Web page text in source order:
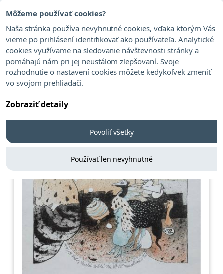
Môžeme používať cookies?
Naša stránka používa nevyhnutné cookies, vďaka ktorým Vás
vieme po prihlásení identifikovať ako používateľa. Analytické
cookies využívame na sledovanie návštevnosti stránky a
pomáhajú nám pri jej neustálom zlepšovaní. Svoje
rozhodnutie o nastavení cookies môžete kedykoľvek zmeniť
vo svojom prehliadači.
Zobraziť detaily
Povoliť všetky
Používať len nevyhnutné
Haščič Marcel